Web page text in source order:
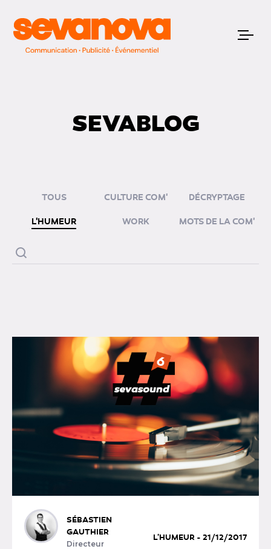
SEVABLOG
TOUS CULTURE COM' DÉCRYPTAGE
L'HUMEUR WORK MOTS DE LA COM'
SÉBASTIEN
GAUTHIER
Directeur
L'HUMEUR - 21/12/2017